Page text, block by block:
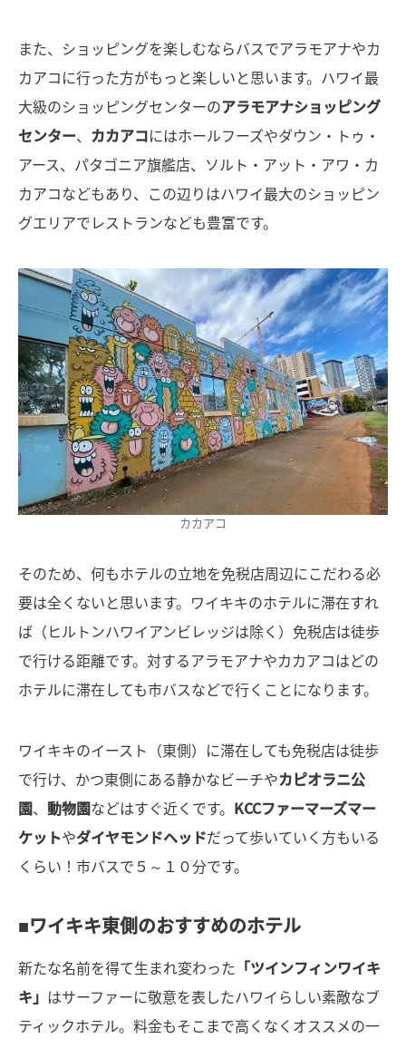
また、ショッピングを楽しむならバスでアラモアナやカ
カアコに行った方がもっと楽しいと思います。ハワイ最
大級のショッピングセンターのアラモアナショッピング
センター、 カカアコにはホールフーズやダウン・トゥ・
アース、パタゴニア旗艦店、ソルト・アット・アワ・カ
カアコなどもあり、この辺りはハワイ最大のショッピン
グエリアでレストランなども豊富です。
カカアコ
そのため、何もホテルの立地を免税店周辺にこだわる必
要は全くないと思います。ワイキキのホテルに滞在すれ
ば（ヒルトンハワイアンビレッジは除く）免税店は徒歩
で行ける距離です。対するアラモアナやカカアコはどの
ホテルに滞在しても市バスなどで行くことになります。
ワイキキのイースト（東側）に滞在しても免税店は徒歩
で行け、かつ東側にある静かなビーチやカピオラニ公
園、 動物園などはすぐ近くです。 KCCファーマーズマー
ケットやダイヤモンドヘッドだって歩いていく方もいる
くらい！市バスで５～１０分です。
■ワイキキ東側のおすすめのホテル
新たな名前を得て生まれ変わった 「ツインフィンワイキ
キ」 はサーファーに敬意を表したハワイらしい素敵なブ
ティックホテル。料金もそこまで高くなくオススメの一